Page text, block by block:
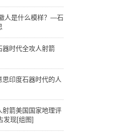
人是什么模样？—石
器时代全攻人射箭
思印度石器时代的人
射箭美国国家地理评
发现[组图]